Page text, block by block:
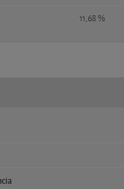
11,68 %